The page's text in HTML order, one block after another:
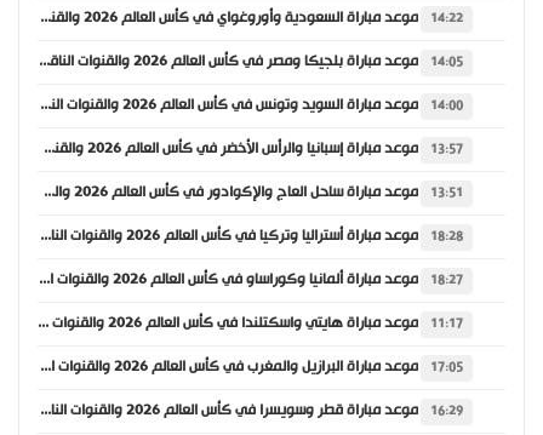
14:22 موعد مباراة السعودية وأوروغواي في كأس العالم 2026 والقنوات الناقلة
14:05 موعد مباراة بلجيكا ومصر في كأس العالم 2026 والقنوات الناقلة
14:00 موعد مباراة السويد وتونس في كأس العالم 2026 والقنوات الناقلة
13:57 موعد مباراة إسبانيا والرأس الأخضر في كأس العالم 2026 والقنوات الناقلة
13:51 موعد مباراة ساحل العاج والإكوادور في كأس العالم 2026 والقنوات الناقلة
18:28 موعد مباراة أستراليا وتركيا في كأس العالم 2026 والقنوات الناقلة
18:27 موعد مباراة ألمانيا وكوراساو في كأس العالم 2026 والقنوات الناقلة
11:17 موعد مباراة هايتي واسكتلندا في كأس العالم 2026 والقنوات الناقلة
17:05 موعد مباراة البرازيل والمغرب في كأس العالم 2026 والقنوات الناقلة
16:29 موعد مباراة قطر وسويسرا في كأس العالم 2026 والقنوات الناقلة